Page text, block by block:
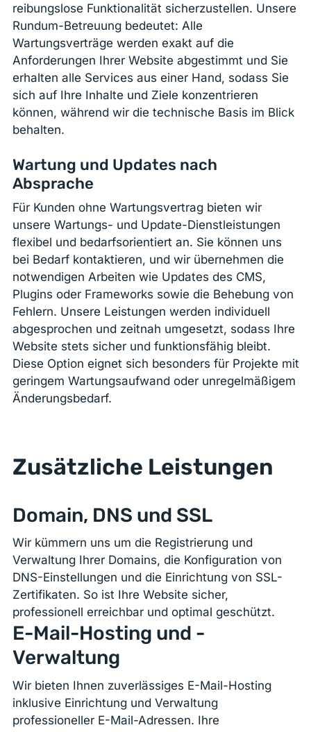
reibungslose Funktionalität sicherzustellen. Unsere
Rundum-Betreuung bedeutet: Alle
Wartungsverträge werden exakt auf die
Anforderungen Ihrer Website abgestimmt und Sie
erhalten alle Services aus einer Hand, sodass Sie
sich auf Ihre Inhalte und Ziele konzentrieren
können, während wir die technische Basis im Blick
behalten.
Wartung und Updates nach
Absprache
Für Kunden ohne Wartungsvertrag bieten wir
unsere Wartungs- und Update-Dienstleistungen
flexibel und bedarfsorientiert an. Sie können uns
bei Bedarf kontaktieren, und wir übernehmen die
notwendigen Arbeiten wie Updates des CMS,
Plugins oder Frameworks sowie die Behebung von
Fehlern. Unsere Leistungen werden individuell
abgesprochen und zeitnah umgesetzt, sodass Ihre
Website stets sicher und funktionsfähig bleibt.
Diese Option eignet sich besonders für Projekte mit
geringem Wartungsaufwand oder unregelmäßigem
Änderungsbedarf.
Zusätzliche Leistungen
Domain, DNS und SSL
Wir kümmern uns um die Registrierung und
Verwaltung Ihrer Domains, die Konfiguration von
DNS-Einstellungen und die Einrichtung von SSL-
Zertifikaten. So ist Ihre Website sicher,
professionell erreichbar und optimal geschützt.
E-Mail-Hosting und -
Verwaltung
Wir bieten Ihnen zuverlässiges E-Mail-Hosting
inklusive Einrichtung und Verwaltung
professioneller E-Mail-Adressen. Ihre